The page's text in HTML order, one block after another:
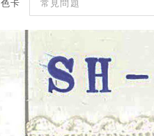
色卡 常見問題